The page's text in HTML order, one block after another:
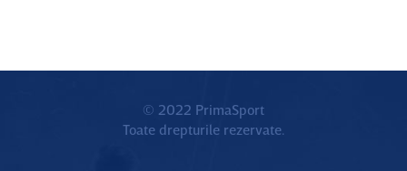
© 2022 PrimaSport
Toate drepturile rezervate.